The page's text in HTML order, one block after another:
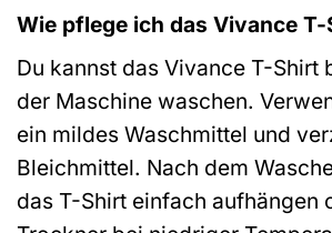
Wie pflege ich das Vivance
Du kannst das Vivance T-Shirt
der Maschine waschen.
ein mildes Waschmittel und
Bleichmittel. Nach dem
das T-Shirt einfach aufhängen